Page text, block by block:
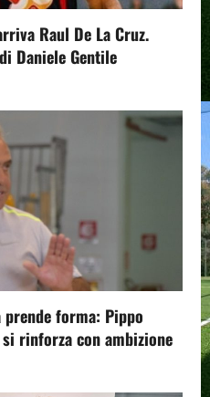
Raul De La Cruz.
Daniele Gentile
prende forma: Pippo
rinforza con ambizione